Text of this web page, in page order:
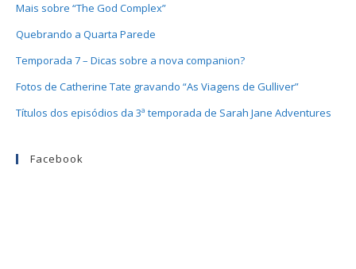
Mais sobre “The God Complex”
Quebrando a Quarta Parede
Temporada 7 – Dicas sobre a nova companion?
Fotos de Catherine Tate gravando “As Viagens de Gulliver”
Títulos dos episódios da 3ª temporada de Sarah Jane Adventures
Facebook